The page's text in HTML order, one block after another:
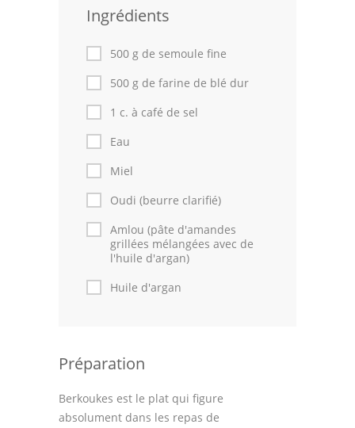
Leçons de cuisine
Fêtes Religieuses
Chefs
Forum
Thèmes
Espace Personnel
Ingrédients
500 g de semoule fine
500 g de farine de blé dur
1 c. à café de sel
Eau
Miel
Oudi (beurre clarifié)
Amlou (pâte d'amandes
grillées mélangées avec de
l'huile d'argan)
Huile d'argan
Préparation
Berkoukes est le plat qui figure
absolument dans les repas de